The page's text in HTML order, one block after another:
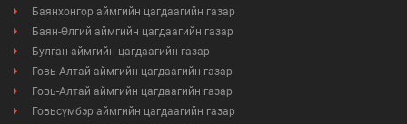
Баянхонгор аймгийн цагдаагийн газар
Баян-Өлгий аймгийн цагдаагийн газар
Булган аймгийн цагдаагийн газар
Говь-Алтай аймгийн цагдаагийн газар
Говь-Алтай аймгийн цагдаагийн газар
Говьсүмбэр аймгийн цагдаагийн газар